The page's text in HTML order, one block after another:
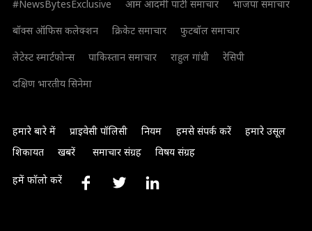
#NewsBytesExclusive
आम आदमी पार्टी समाचार
भाजपा समाचार
बॉक्स ऑफिस कलेक्शन
क्रिकेट समाचार
फुटबॉल समाचार
लेटेस्ट स्मार्टफोन्स
पाकिस्तान समाचार राहुल गांधी
रेसिपी
दक्षिण भारतीय सिनेमा
हमारे बारे में प्राइवेसी पॉलिसी नियम हमसे संपर्क करें
हमारे उसूल
शिकायत
खबरें समाचार संग्रह विषय संग्रह
हमें फॉलो करें